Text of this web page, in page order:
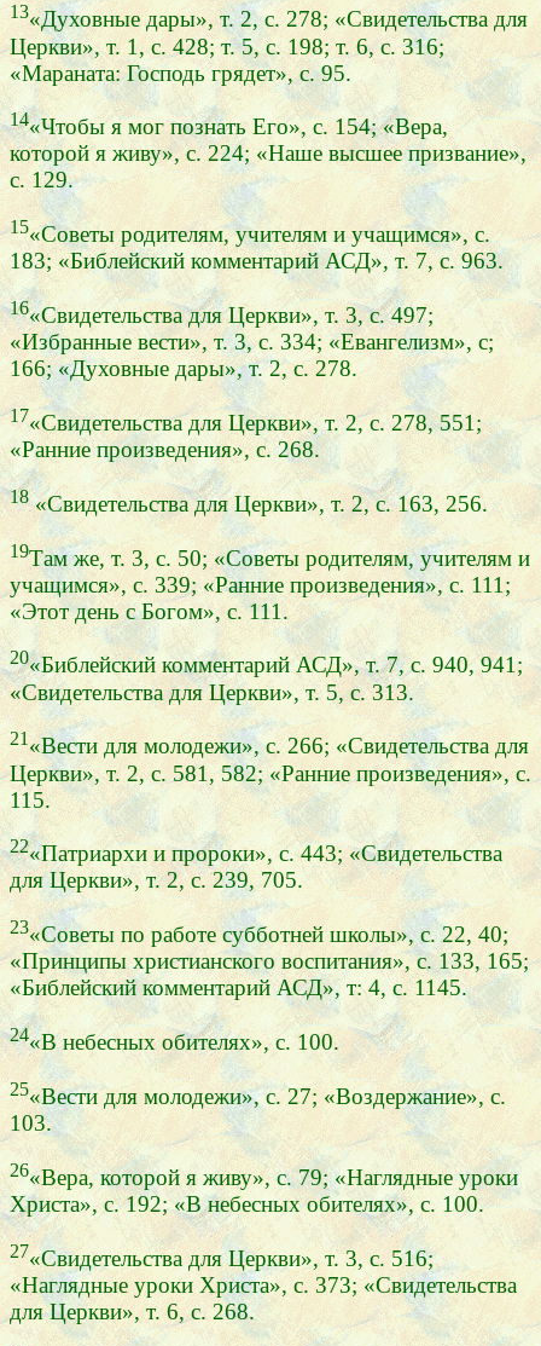
13«Духовные дары», т. 2, с. 278; «Свидетельства для
Церкви», т. 1, с. 428; т. 5, с. 198; т. 6, с. 316;
«Мараната: Господь грядет», с. 95.
14«Чтобы я мог познать Его», с. 154; «Вера,
которой я живу», с. 224; «Наше высшее призвание»,
с. 129.
15«Советы родителям, учителям и учащимся», с.
183; «Библейский комментарий АСД», т. 7, с. 963.
16«Свидетельства для Церкви», т. 3, с. 497;
«Избранные вести», т. 3, с. 334; «Евангелизм», с;
166; «Духовные дары», т. 2, с. 278.
17«Свидетельства для Церкви», т. 2, с. 278, 551;
«Ранние произведения», с. 268.
18«Свидетельства для Церкви», т. 2, с. 163, 256.
19Там же, т. 3, с. 50; «Советы родителям, учителям и
учащимся», с. 339; «Ранние произведения», с. 111;
«Этот день с Богом», с. 111.
20«Библейский комментарий АСД», т. 7, с. 940, 941;
«Свидетельства для Церкви», т. 5, с. 313.
21«Вести для молодежи», с. 266; «Свидетельства для
Церкви», т. 2, с. 581, 582; «Ранние произведения», с.
115.
22«Патриархи и пророки», с. 443; «Свидетельства
для Церкви», т. 2, с. 239, 705.
23«Советы по работе субботней школы», с. 22, 40;
«Принципы христианского воспитания», с. 133, 165;
«Библейский комментарий АСД», т: 4, с. 1145.
24«В небесных обителях», с. 100.
25«Вести для молодежи», с. 27; «Воздержание», с.
103.
26«Вера, которой я живу», с. 79; «Наглядные уроки
Христа», с. 192; «В небесных обителях», с. 100.
27«Свидетельства для Церкви», т. 3, с. 516;
«Наглядные уроки Христа», с. 373; «Свидетельства
для Церкви», т. 6, с. 268.